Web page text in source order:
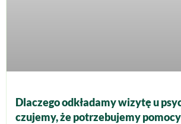
Dlaczego odkładamy wizytę u
czujemy, że potrzebujemy